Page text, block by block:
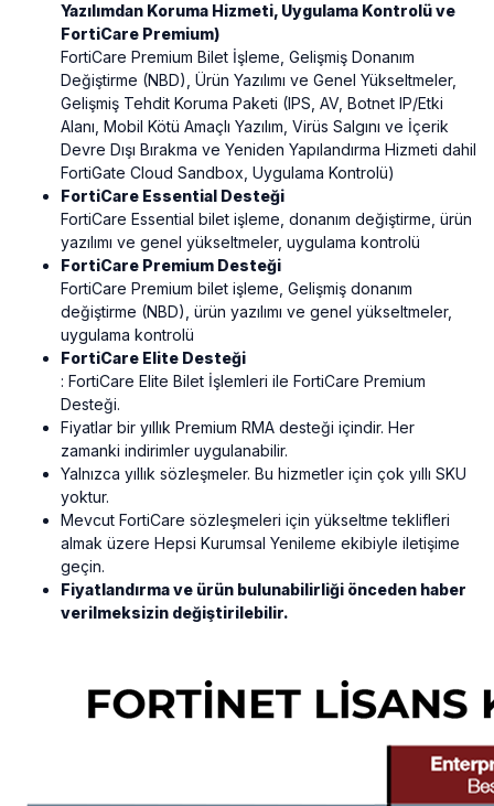
Yazılımdan Koruma Hizmeti, Uygulama Kontrolü ve
FortiCare Premium)
FortiCare Premium Bilet İşleme, Gelişmiş Donanım
Değiştirme (NBD), Ürün Yazılımı ve Genel Yükseltmeler,
Gelişmiş Tehdit Koruma Paketi (IPS, AV, Botnet IP/Etki
Alanı, Mobil Kötü Amaçlı Yazılım, Virüs Salgını ve İçerik
Devre Dışı Bırakma ve Yeniden Yapılandırma Hizmeti dahil
FortiGate Cloud Sandbox, Uygulama Kontrolü)
FortiCare Essential Desteği
FortiCare Essential bilet işleme, donanım değiştirme, ürün
yazılımı ve genel yükseltmeler, uygulama kontrolü
FortiCare Premium Desteği
FortiCare Premium bilet işleme, Gelişmiş donanım
değiştirme (NBD), ürün yazılımı ve genel yükseltmeler,
uygulama kontrolü
FortiCare Elite Desteği
: FortiCare Elite Bilet İşlemleri ile FortiCare Premium
Desteği.
Fiyatlar bir yıllık Premium RMA desteği içindir. Her
zamanki indirimler uygulanabilir.
Yalnızca yıllık sözleşmeler. Bu hizmetler için çok yıllı SKU
yoktur.
Mevcut FortiCare sözleşmeleri için yükseltme teklifleri
almak üzere Hepsi Kurumsal Yenileme ekibiyle iletişime
geçin.
Fiyatlandırma ve ürün bulunabilirliği önceden haber
verilmeksizin değiştirilebilir.